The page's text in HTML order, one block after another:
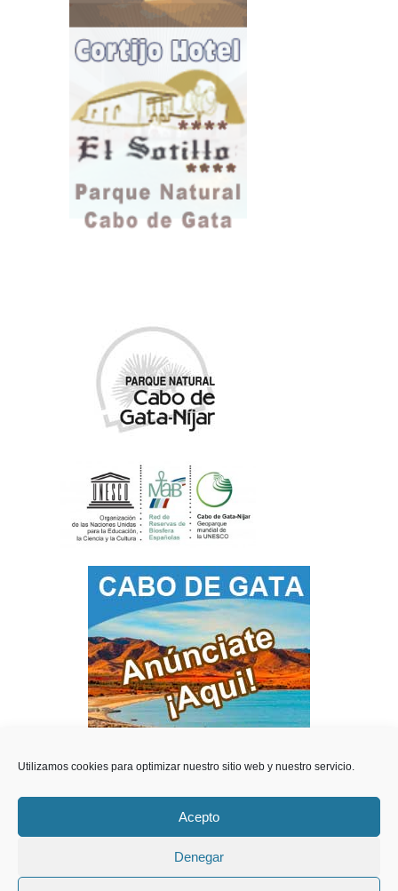
Utilizamos cookies para optimizar nuestro sitio web y nuestro servicio.
Acepto
Denegar
Teléfonos de Interes
Videos del Parque
Contacto y Publicidad
Estación Meteorológica
Webcam en directo